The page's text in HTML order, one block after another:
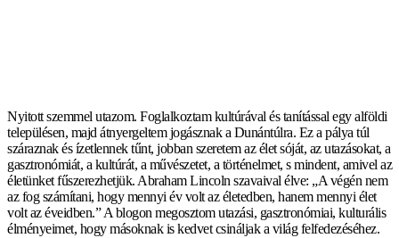
Nyitott szemmel utazom. Foglalkoztam kultúrával és tanítással egy alföldi
településen, majd átnyergeltem jogásznak a Dunántúlra. Ez a pálya túl
száraznak és ízetlennek tűnt, jobban szeretem az élet sóját, az utazásokat, a
gasztronómiát, a kultúrát, a művészetet, a történelmet, s mindent, amivel az
életünket fűszerezhetjük. Abraham Lincoln szavaival élve: „A végén nem
az fog számítani, hogy mennyi év volt az életedben, hanem mennyi élet
volt az éveidben.” A blogon megosztom utazási, gasztronómiai, kulturális
élményeimet, hogy másoknak is kedvet csináljak a világ felfedezéséhez.